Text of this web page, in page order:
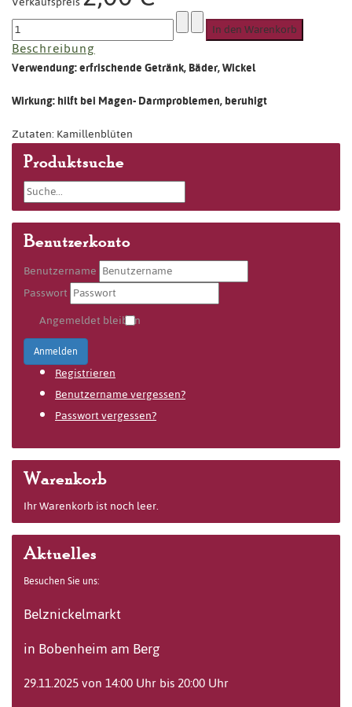
Beschreibung
Verwendung: erfrischende Getränk, Bäder, Wickel
Wirkung: hilft bei Magen- Darmproblemen, beruhigt
Zutaten: Kamillenblüten
Produktsuche
Benutzerkonto
Benutzername
Passwort
Angemeldet bleiben
Anmelden
Registrieren
Benutzername vergessen?
Passwort vergessen?
Warenkorb
Ihr Warenkorb ist noch leer.
Aktuelles
Besuchen Sie uns:
Belznickelmarkt
in Bobenheim am Berg
29.11.2025 von 14:00 Uhr bis 20:00 Uhr